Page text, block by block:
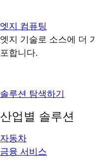
엣지 컴퓨팅
엣지 기술로 소스에 더
포합니다.
솔루션 탐색하기
산업별 솔루션
자동차
금융 서비스